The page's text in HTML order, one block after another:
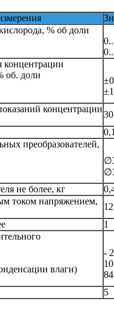
% об доли
концентрации
об. доли
±1
концентрации
30
преобразователей,
не более, кг
током напряжением,
12
1
влаги)
-
5